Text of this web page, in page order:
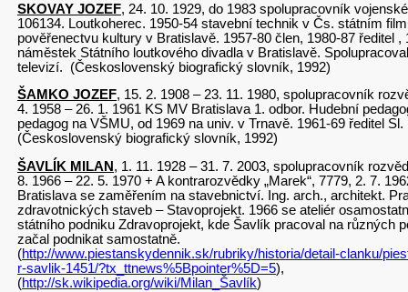
SKOVAY JOZEF, 24. 10. 1929, do 1983 spolupracovník
106134. Loutkoherec. 1950-54 stavební technik v Čs. státním
pověřenectvu kultury v Bratislavě. 1957-80 člen, 1980-87 ředitel
náměstek Státního loutkového divadla v Bratislavě.
televizí. (Československý biografický slovník, 1992)
ŠAMKO JOZEF, 15. 2. 1908 – 23. 11. 1980, spolupracovník
4. 1958 – 26. 1. 1961 KS MV Bratislava 1. odbor. Hudební
pedagog na VŠMU, od 1969 na univ. v Trnavě. 1961-69 ředitel Sl.
(Československý biografický slovník, 1992)
ŠAVLÍK MILAN , 1. 11. 1928 – 31. 7. 2003, spolupracovník
8. 1966 – 22. 5. 1970 + A kontrarozvědky „Marek“, 7779, 2. 7.
Bratislava se zaměřením na stavebnictví. Ing. arch., architekt.
zdravotnických staveb – Stavoprojekt. 1966 se ateliér
státního podniku Zdravoprojekt, kde Šavlík pracoval na různých
začal podnikat samostatně.
(http://www.piestanskydennik.sk/rubriky/historia/detail-clanku/
r-savlik-1451/?tx_ttnews%5Bpointer%5D=5),
(http://sk.wikipedia.org/wiki/Milan_Šavlík)